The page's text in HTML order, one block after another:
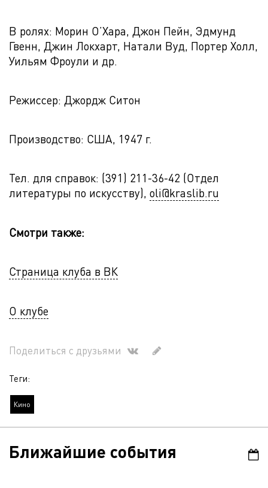
В ролях: Морин О’Хара, Джон Пейн, Эдмунд
Гвенн, Джин Локхарт, Натали Вуд, Портер Холл,
Уильям Фроули и др.
Режиссер: Джордж Ситон
Производство: США, 1947 г.
Тел. для справок: (391) 211-36-42 (Отдел
литературы по искусству), oli@kraslib.ru
Смотри также:
Страница клуба в ВК
О клубе
Поделиться с друзьями
Теги:
Кино
Ближайшие события